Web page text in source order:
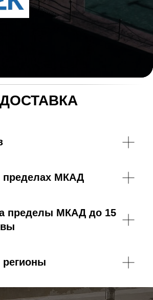
ДОСТАВКА
пределах МКАД
пределы МКАД до 15
регионы